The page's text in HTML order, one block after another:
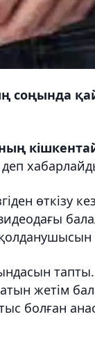
соңында
деп
өткізу
жетім
болған